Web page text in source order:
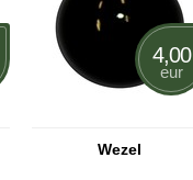
Wezel
4,00
eur